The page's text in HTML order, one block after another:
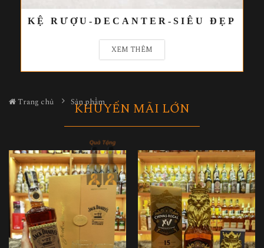
KỆ RƯỢU-DECANTER-SIÊU ĐẸP
XEM THÊM
Trang chủ Sản phẩm
KHUYẾN MÃI LỚN